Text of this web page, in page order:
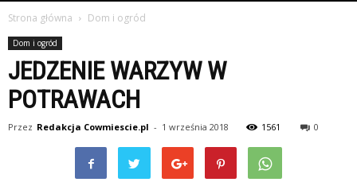
Strona główna Dom i ogród
Dom i ogród
JEDZENIE WARZYW W
POTRAWACH
Przez Redakcja Cowmiescie.pl - 1 września 2018 1561 0